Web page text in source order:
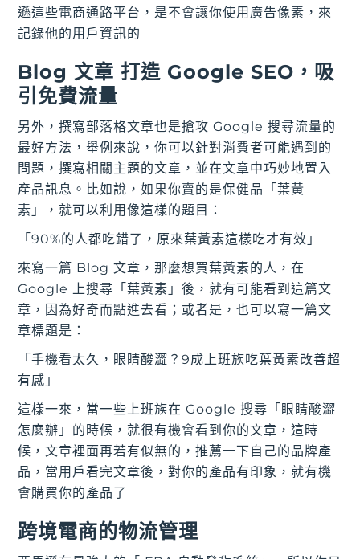
遜這些電商通路平台，是不會讓你使用廣告像素，來
記錄他的用戶資訊的
Blog 文章 打造 Google SEO，吸
引免費流量
另外，撰寫部落格文章也是搶攻 Google 搜尋流量的
最好方法，舉例來說，你可以針對消費者可能遇到的
問題，撰寫相關主題的文章，並在文章中巧妙地置入
產品訊息。比如說，如果你賣的是保健品「葉黃
素」，就可以利用像這樣的題目：
「90%的人都吃錯了，原來葉黃素這樣吃才有效」
來寫一篇 Blog 文章，那麼想買葉黃素的人，在
Google 上搜尋「葉黃素」後，就有可能看到這篇文
章，因為好奇而點進去看；或者是，也可以寫一篇文
章標題是：
「手機看太久，眼睛酸澀？9成上班族吃葉黃素改善超
有感」
這樣一來，當一些上班族在 Google 搜尋「眼睛酸澀
怎麼辦」的時候，就很有機會看到你的文章，這時
候，文章裡面再若有似無的，推薦一下自己的品牌產
品，當用戶看完文章後，對你的產品有印象，就有機
會購買你的產品了
跨境電商的物流管理